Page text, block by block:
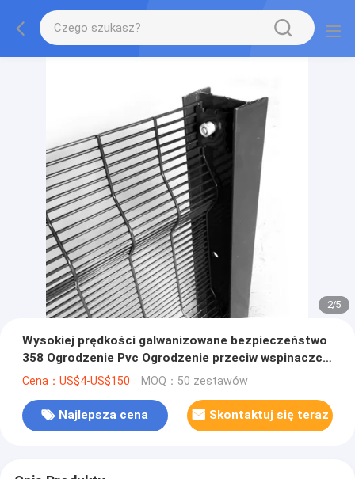
2/5
Wysokiej prędkości galwanizowane bezpieczeństwo
358 Ogrodzenie Pvc Ogrodzenie przeciw wspinaczce
z szpicą
Cena：US$4-US$150 MOQ：50 zestawów
Najlepsza cena Skontaktuj się teraz